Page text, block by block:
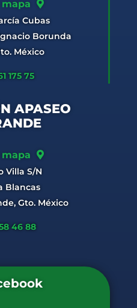
mapa
Cubas
Borunda
México
175 75
APASEO
mapa
Villa S/N
Blancas
Gto. México
46 88